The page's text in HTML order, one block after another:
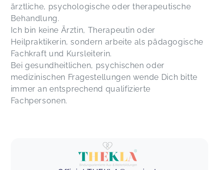
ärztliche, psychologische oder therapeutische
Behandlung.
Ich bin keine Ärztin, Therapeutin oder
Heilpraktikerin, sondern arbeite als pädagogische
Fachkraft und Kursleiterin.
Bei gesundheitlichen, psychischen oder
medizinischen Fragestellungen wende Dich bitte
immer an entsprechend qualifizierte
Fachpersonen.